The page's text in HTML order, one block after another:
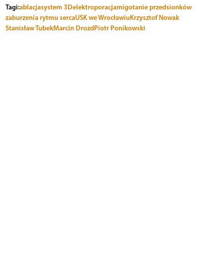
Tagi:ablacjasystem 3Delektroporacjamigotanie przedsionków
zaburzenia rytmu sercaUSK we WrocławiuKrzysztof Nowak
Stanisław TubekMarcin DrozdPiotr Ponikowski